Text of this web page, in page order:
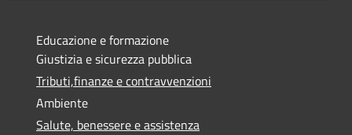
Educazione e formazione
Giustizia e sicurezza pubblica
Tributi,finanze e contravvenzioni
Ambiente
Salute, benessere e assistenza